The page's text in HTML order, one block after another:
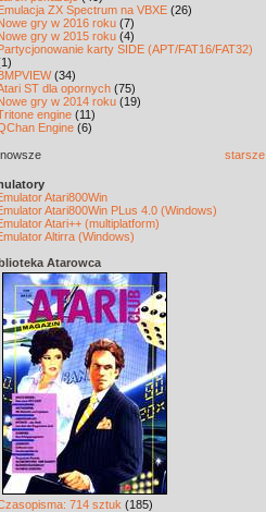
ZX Spectrum na VBXE (26)
gry w 2016 roku (7)
gry w 2015 roku (4)
karty SIDE (APT/FAT16/FAT32)
(34)
ST dla opornych (75)
gry w 2014 roku (19)
engine (11)
Engine (6)
nowsze starsze
Atari800Win
Atari800Win PLus 4.0 (Windows)
Atari++ (multiplatform)
Altirra (Windows)
Atarowca
714 sztuk (185)